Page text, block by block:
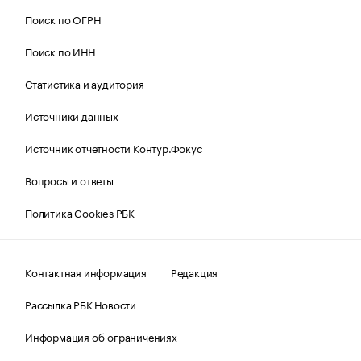
Поиск по ОГРН
Поиск по ИНН
Статистика и аудитория
Источники данных
Источник отчетности Контур.Фокус
Вопросы и ответы
Политика Cookies РБК
Контактная информация
Редакция
Рассылка РБК Новости
Информация об ограничениях